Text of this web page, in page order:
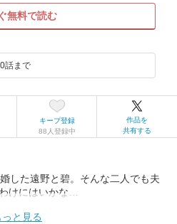
無料で読む
話まで
キープ登録
88人登録中
作品を
共有する
した遠野と碧。そんな二人でも夫
けにはいかな…
っと見る